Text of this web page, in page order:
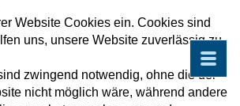
Website Cookies ein. Cookies sind
uns, unsere Website zuverlässig zu
zwingend notwendig, ohne die der
nicht möglich wäre, während andere